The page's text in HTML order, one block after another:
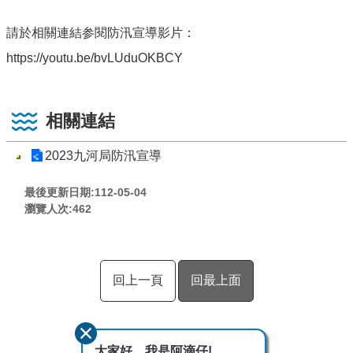
請於相關連結参閱防汛宣導影片：
https://youtu.be/bvLUduOKBCY
相關連結
2023九河局防汛宣導
最後更新日期:112-05-04
瀏覽人次:462
回上一頁 回最上面